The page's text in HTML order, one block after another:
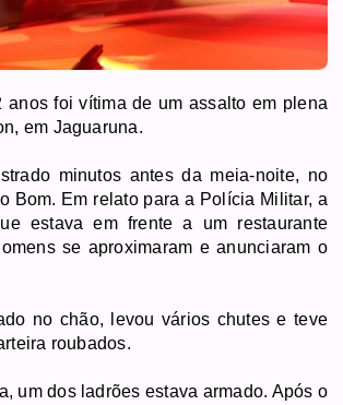
anos foi vítima de um assalto em plena
em Jaguaruna.
minutos antes da meia-noite, no
Bom. Em relato para a Polícia Militar, a
estava em frente a um restaurante
se aproximaram e anunciaram o
no chão, levou vários chutes e teve
roubados.
um dos ladrões estava armado. Após o